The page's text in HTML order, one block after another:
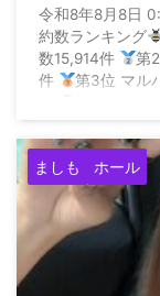
の1.5万件
令和8年8月8日
約数ランキング
数15,914件
第
件
第3位 マル
ましも ホール